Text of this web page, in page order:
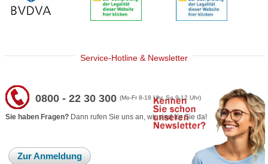
Service-Hotline & Newsletter
0800 - 22 30 300(Mo-Fr 8-18 Uhr, Sa 9-12 Uhr)
Sie haben Fragen? Dann rufen Sie uns an, wir sind für Sie da!
Zur Anmeldung